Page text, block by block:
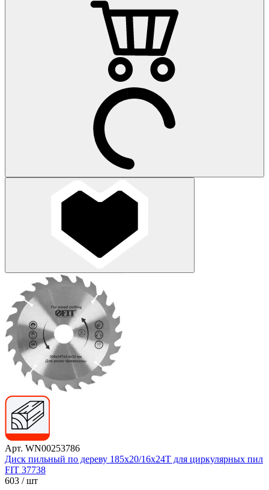
Арт. WN00253786
Диск пильный по дереву 185х20/16х24T для циркулярных пил
FIT 37738
603 / шт